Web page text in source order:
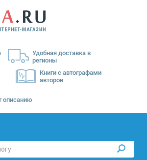
Удобная доставка в
регионы
Книги с автографами
авторов
описанию